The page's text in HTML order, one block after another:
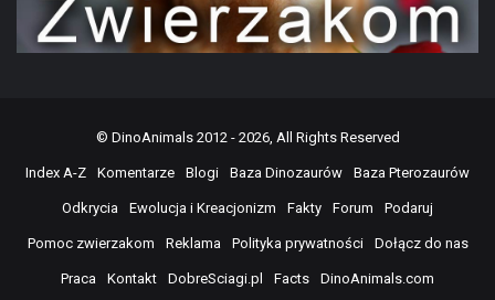
© DinoAnimals2012 - 2026, All Rights Reserved
Index A-Z Komentarze Blogi Baza Dinozaurów Baza Pterozaurów
Odkrycia Ewolucja i Kreacjonizm Fakty Forum Podaruj
Pomoc zwierzakom Reklama Polityka prywatności Dołącz do nas
Praca Kontakt DobreSciagi.pl Facts DinoAnimals.com